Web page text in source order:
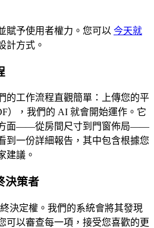
賦予使用者權力。您可以 今天就
計方式。
的工作流程直觀簡單：上傳您的平
），我們的 AI 就會開始運作。它
方面——從房間尺寸到門窗佈局——
到一份詳細報告，其中包含根據您
建議。
決策者
決定權。我們的系統會將其發現
可以審查每一項，接受您喜歡的更